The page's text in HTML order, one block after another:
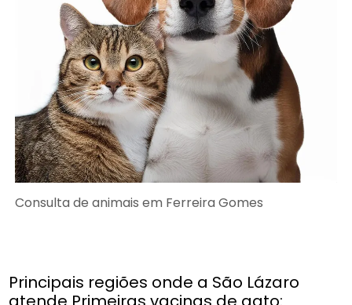
Consulta de animais em Ferreira Gomes
Principais regiões onde a São Lázaro